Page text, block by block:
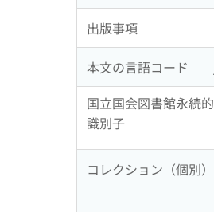
出版事項
本文の言語コード
国立国会図書館永続的
識別子
コレクション（個別）